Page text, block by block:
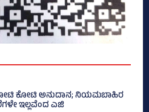
ಕೋಟಿ ಅನುದಾನ; ನಿಯಮಬಾಹಿರ
ಇಲ್ಲವೆಂದ ಎಜಿ